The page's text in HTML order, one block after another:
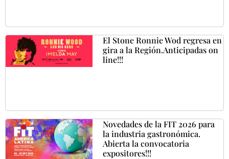
El Stone Ronnie Wod regresa en
gira a la Región.Anticipadas on
line!!!
Novedades de la FIT 2026 para
la industria gastronómica.
Abierta la convocatoria
expositores!!!